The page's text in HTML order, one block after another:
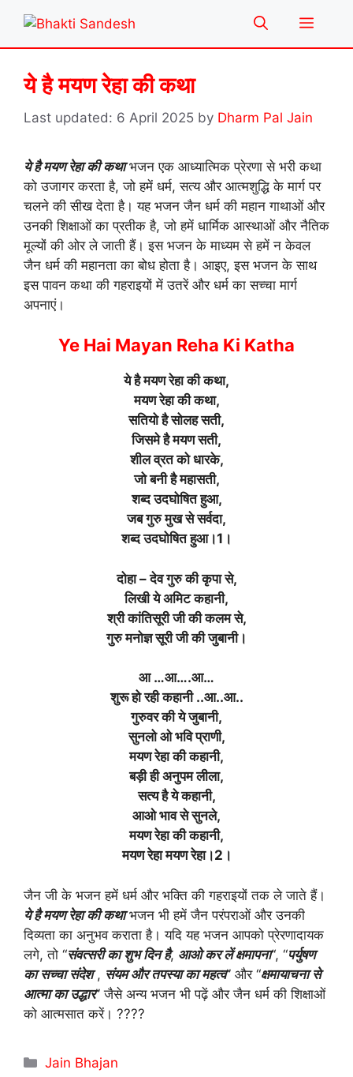
content
Menu
ये है मयण रेहा की कथा
6 April 2025 by Dharm Pal Jain
ये है मयण रेहा की कथाभजन एक आध्यात्मिक प्रेरणा से भरी कथा
को उजागर करता है, जो हमें धर्म, सत्य और आत्मशुद्धि के मार्ग पर
चलने की सीख देता है। यह भजन जैन धर्म की महान गाथाओं और
उनकी शिक्षाओं का प्रतीक है, जो हमें धार्मिक आस्थाओं और नैतिक
मूल्यों की ओर ले जाती हैं। इस भजन के माध्यम से हमें न केवल
जैन धर्म की महानता का बोध होता है। आइए, इस भजन के साथ
इस पावन कथा की गहराइयों में उतरें और धर्म का सच्चा मार्ग
अपनाएं।
Ye Hai Mayan Reha Ki Katha
ये है मयण रेहा की कथा,
मयण रेहा की कथा,
सतियो है सोलह सती,
जिसमे है मयण सती,
शील व्रत को धारके,
जो बनी है महासती,
शब्द उदघोषित हुआ,
जब गुरु मुख से सर्वदा,
शब्द उदघोषित हुआ।1।
दोहा – देव गुरु की कृपा से,
लिखी ये अमिट कहानी,
श्री कांतिसूरी जी की कलम से,
गुरु मनोज्ञ सूरी जी की जुबानी।
आ …आ….आ…
शुरू हो रही कहानी ..आ..आ..
गुरुवर की ये जुबानी,
सुनलो ओ भवि प्राणी,
मयण रेहा की कहानी,
बड़ी ही अनुपम लीला,
सत्य है ये कहानी,
आओ भाव से सुनले,
मयण रेहा की कहानी,
मयण रेहा मयण रेहा।2।
जैन जी के भजन हमें धर्म और भक्ति की गहराइयों तक ले जाते हैं।
ये है मयण रेहा कीकथाभजन भी हमें जैन परंपराओं और उनकी
दिव्यता का अनुभव कराता है। यदि यह भजन आपको प्रेरणादायक
लगे, तो “संवत्सरी का शुभ दिन है, आओ कर लें क्षमापना“, “पर्युषण
का सच्चा संदेश, संयम और तपस्या का महत्व” और “क्षमायाचना से
आत्मा का उद्धार” जैसे अन्य भजन भी पढ़ें और जैन धर्म की शिक्षाओं
को आत्मसात करें। ????
Categories
Jain Bhajan